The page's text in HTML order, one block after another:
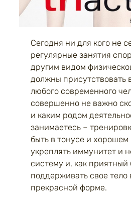
Сегодня ни для кого не
регулярные занятия
другим видом
должны присутствовать
любого современного
совершенно не важно
и каким родом
занимаетесь –
быть в тонусе и хорошем
укреплять иммунитет и
систему и, как приятный
поддерживать свое тело
прекрасной форме.